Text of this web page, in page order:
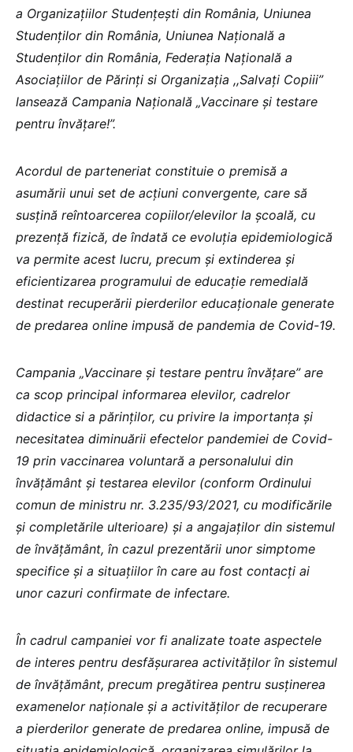
a Organizațiilor Studențești din România, Uniunea
Studenților din România, Uniunea Națională a
Studenților din România, Federația Națională a
Asociațiilor de Părinți si Organizația ,,Salvați Copiii”
lansează Campania Națională „Vaccinare și testare
pentru învățare!”.
Acordul de parteneriat constituie o premisă a
asumării unui set de acțiuni convergente, care să
susțină reîntoarcerea copiilor/elevilor la școală, cu
prezență fizică, de îndată ce evoluția epidemiologică
va permite acest lucru, precum și extinderea și
eficientizarea programului de educație remedială
destinat recuperării pierderilor educaționale generate
de predarea online impusă de pandemia de Covid-19.
Campania „Vaccinare și testare pentru învățare” are
ca scop principal informarea elevilor, cadrelor
didactice si a părinților, cu privire la importanța și
necesitatea diminuării efectelor pandemiei de Covid-
19 prin vaccinarea voluntară a personalului din
învățământ și testarea elevilor (conform Ordinului
comun de ministru nr. 3.235/93/2021, cu modificările
și completările ulterioare) și a angajaților din sistemul
de învățământ, în cazul prezentării unor simptome
specifice și a situațiilor în care au fost contacți ai
unor cazuri confirmate de infectare.
În cadrul campaniei vor fi analizate toate aspectele
de interes pentru desfășurarea activităților în sistemul
de învățământ, precum pregătirea pentru susținerea
examenelor naționale și a activităților de recuperare
a pierderilor generate de predarea online, impusă de